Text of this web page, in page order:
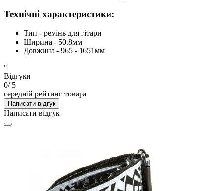
Технічні характеристики:
Тип - ремінь для гітари
Ширина - 50.8мм
Довжина - 965 - 1651мм
"
Відгуки
0/ 5
середній рейтинг товара
Написати відгук
Написати відгук